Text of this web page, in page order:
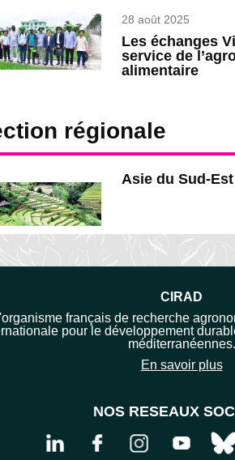
28 août 2025
Les échanges
service de
alimentaire
régionale
Asie du Sud-
CIRAD
français de recherche
pour le développement
méditerranéennes.
En savoir plus
NOS RESEAUX